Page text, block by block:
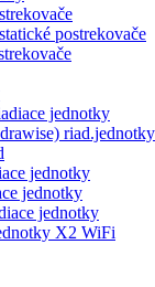
postrekovače
jednotky
riad.jednotky
jednotky
jednotky
jednotky
X2 WiFi